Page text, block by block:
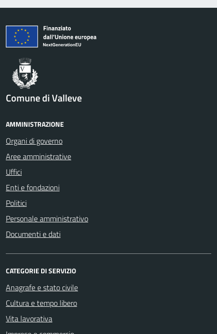
Comune di Valleve
AMMINISTRAZIONE
Organi di governo
Aree amministrative
Uffici
Enti e fondazioni
Politici
Personale amministrativo
Documenti e dati
CATEGORIE DI SERVIZIO
Anagrafe e stato civile
Cultura e tempo libero
Vita lavorativa